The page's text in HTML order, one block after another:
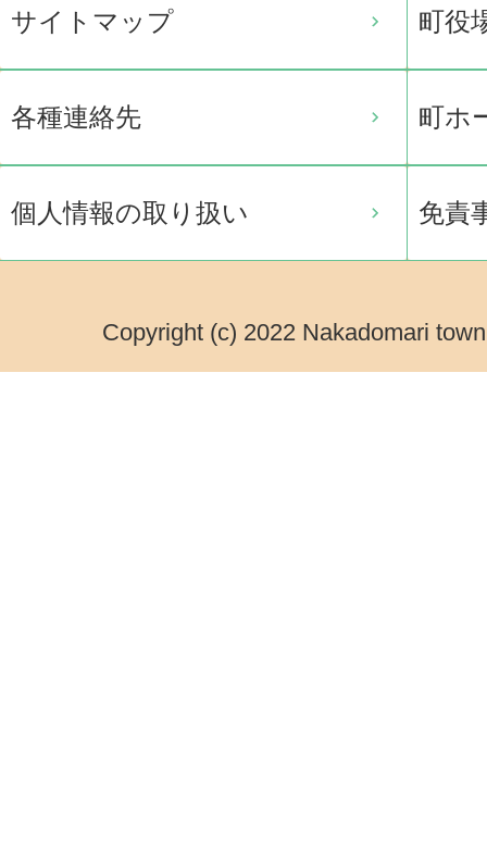
サイトマップ 町役
各種連絡先 町ホ
個人情報の取り扱い 免責
Copyright (c) 2022 Nakadomari